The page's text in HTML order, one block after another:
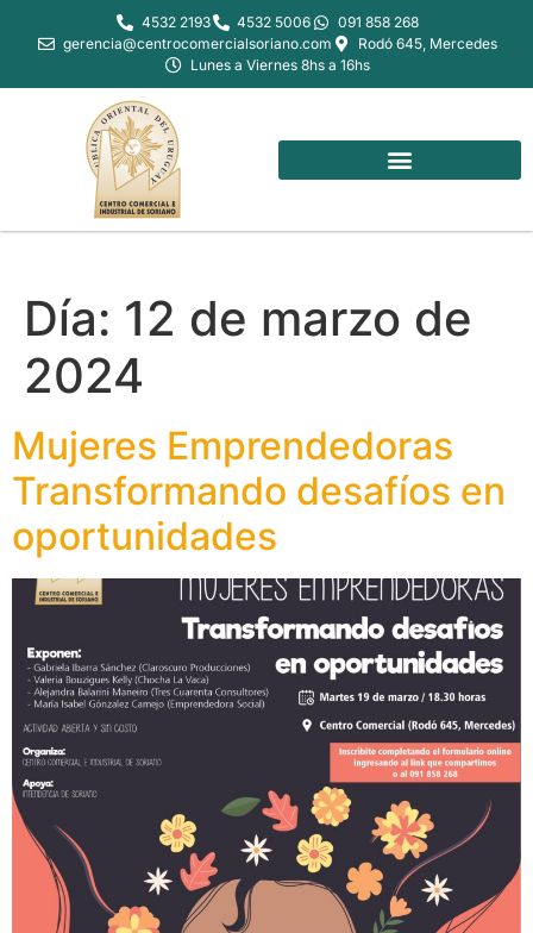
4532 2193 4532 5006
091 858 268
gerencia@centrocomercialsoriano.com
Rodó 645, Mercedes
Lunes a Viernes 8hs a 16hs
Día: 12 de marzo de
2024
Mujeres Emprendedoras
Transformando desafíos en
oportunidades